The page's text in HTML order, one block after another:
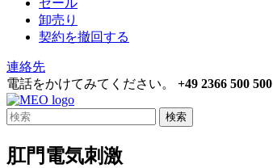
セール
卸売り
契約を撤回する
連絡先
電話をかけてみてください。 +49 2366 500 500
検索
肛門電気刺激